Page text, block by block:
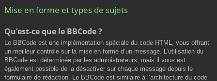
Mise en forme et types de sujets
Qu’est-ce que le BBCode ?
Le BBCode est une implémentation spéciale du code HTML, vous offrant
un meilleur contrôle sur la mise en forme d’un message. L’utilisation du
BBCode est déterminée par les administrateurs, mais il vous est
également possible de la désactiver sur chaque message depuis le
formulaire de rédaction. Le BBCode est similaire à l’architecture du code